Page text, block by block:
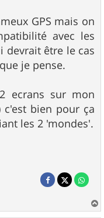
GPS mais on
avec les
devrait être le cas
je pense.
ecrans sur mon
bien pour ça
les 2 'mondes'.
a